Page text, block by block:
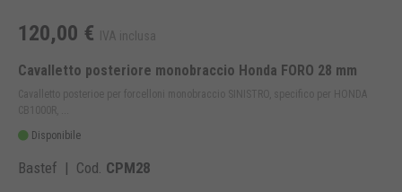
120,00 € IVA inclusa
Cavalletto posteriore monobraccio Honda FORO 28 mm
Cavalletto posterioe per forcelloni monobraccio SINISTRO, specifico per HONDA
CB1000R, ...
Disponibile
Bastef | Cod. CPM28